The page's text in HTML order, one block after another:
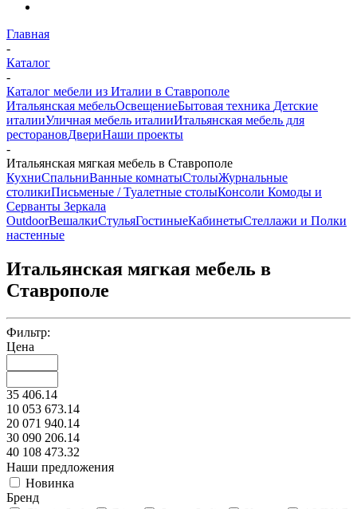
Главная
-
Каталог
-
Каталог мебели из Италии в Ставрополе
Итальянская мебельОсвещениеБытовая техника Детские
италииУличная мебель италииИтальянская мебель для
ресторановДвериНаши проекты
-
Итальянская мягкая мебель в Ставрополе
КухниСпальниВанные комнатыСтолыЖурнальные
столикиПисьменые / Туалетные столыКонсоли Комоды и
Серванты Зеркала
OutdoorВешалкиСтульяГостиныеКабинетыСтеллажи и Полки
настенные
Итальянская мягкая мебель в
Ставрополе
Фильтр:
Цена
35 406.14
10 053 673.14
20 071 940.14
30 090 206.14
40 108 473.32
Наши предложения
Новинка
Бренд